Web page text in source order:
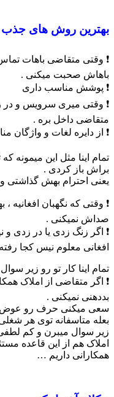
بهترین روش های
❗️ وقتی متقاضی باهات
باهاش صحبت میکنی .
❗️ پوشش مناسب داری
❗️ وقتی میری سرویس و در
متقاضی داخل بره .
❗️ از دایره لغات و واژگان
تمام اینا مثل این میمونه
براش باز کردی .
یعنی احترام بهش گذاشتی
❗️ وقتی که نگهبان افغانیه
صداش نمیکنی .
❗️ اگر زنگ زدی یا در زدی و
افغانی معلوم نیس کجا
تمام اینا کار تو رو زیر
❗️ اگر متقاضی از املاک
بددهنی نمیکنی .
سعی میکنی حرف رو عوض
بعله متاسفانه توی هر
زیر سوال میبرن و کم
املاک هم از این قاعده
همکارانی داریم …